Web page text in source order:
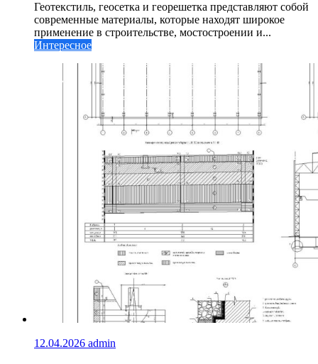
Геотекстиль, геосетка и георешетка представляют собой
современные материалы, которые находят широкое
применение в строительстве, мостостроении и...
Интересное
12.04.2026 admin